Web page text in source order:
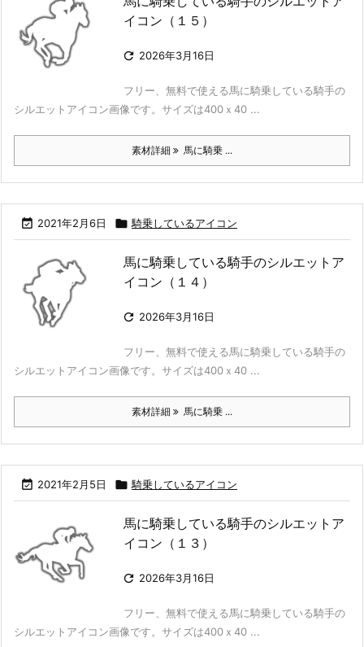
イコン（１５）
 2026年3月16日
フリー、無料で使える馬に騎乗している騎手の
シルエットアイコン画像です。サイズは400ｘ40 ...
素材詳細 馬に騎乗 ...
 2021年2月6日  騎乗しているアイコン
馬に騎乗している騎手のシルエットア
イコン（１４）
 2026年3月16日
フリー、無料で使える馬に騎乗している騎手の
シルエットアイコン画像です。サイズは400ｘ40 ...
素材詳細 馬に騎乗 ...
 2021年2月5日  騎乗しているアイコン
馬に騎乗している騎手のシルエットア
イコン（１３）
 2026年3月16日
フリー、無料で使える馬に騎乗している騎手の
シルエットアイコン画像です。サイズは400ｘ40 ...